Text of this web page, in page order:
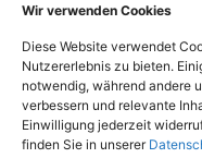
Wir verwenden Cookies
Diese Website verwendet
Nutzererlebnis zu bieten.
notwendig, während andere
verbessern und relevante
Einwilligung jederzeit
finden Sie in unserer
VERBÄNDE &